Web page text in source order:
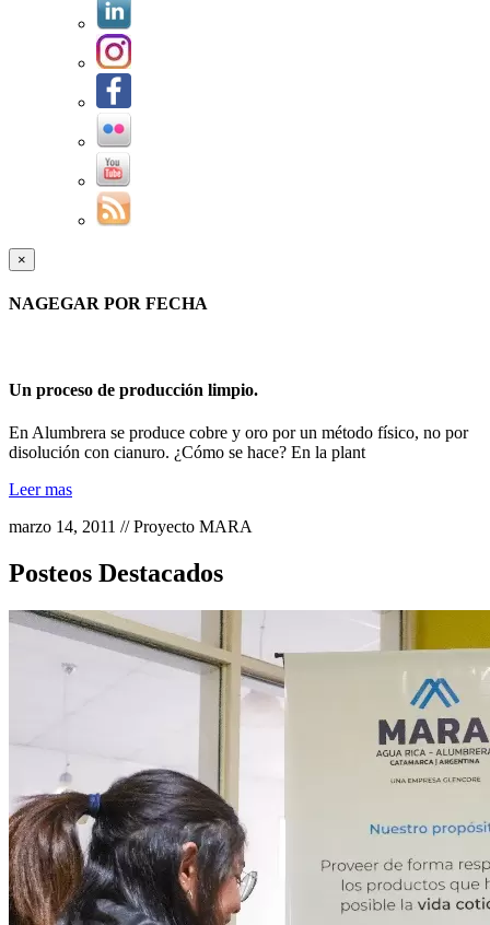
×
NAGEGAR POR FECHA
Un proceso de producción limpio.
En Alumbrera se produce cobre y oro por un método físico, no por
disolución con cianuro. ¿Cómo se hace? En la plant
Leer mas
marzo 14, 2011 // Proyecto MARA
Posteos Destacados